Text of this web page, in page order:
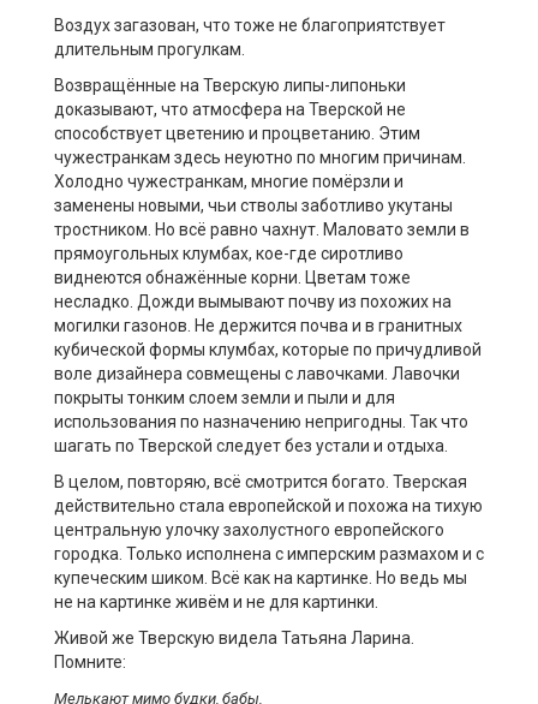
Воздух загазован, что тоже не благоприятствует
длительным прогулкам.
Возвращённые на Тверскую липы-липоньки
доказывают, что атмосфера на Тверской не
способствует цветению и процветанию. Этим
чужестранкам здесь неуютно по многим причинам.
Холодно чужестранкам, многие помёрзли и
заменены новыми, чьи стволы заботливо укутаны
тростником. Но всё равно чахнут. Маловато земли в
прямоугольных клумбах, кое-где сиротливо
виднеются обнажённые корни. Цветам тоже
несладко. Дожди вымывают почву из похожих на
могилки газонов. Не держится почва и в гранитных
кубической формы клумбах, которые по причудливой
воле дизайнера совмещены с лавочками. Лавочки
покрыты тонким слоем земли и пыли и для
использования по назначению непригодны. Так что
шагать по Тверской следует без устали и отдыха.
В целом, повторяю, всё смотрится богато. Тверская
действительно стала европейской и похожа на тихую
центральную улочку захолустного европейского
городка. Только исполнена с имперским размахом и с
купеческим шиком. Всё как на картинке. Но ведь мы
не на картинке живём и не для картинки.
Живой же Тверскую видела Татьяна Ларина.
Помните:
Мелькают мимо будки, бабы,